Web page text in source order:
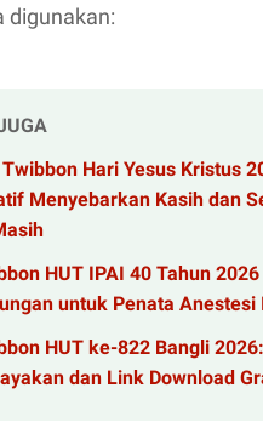
digunakan:
Hari Yesus Kristus
Menyebarkan Kasih dan
HUT IPAI 40 Tahun
untuk Penata Anestesi
HUT ke-822 Bangli
dan Link Download